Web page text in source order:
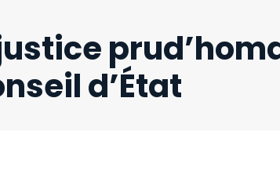
d’État